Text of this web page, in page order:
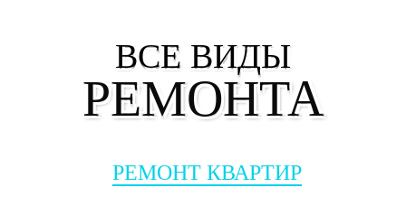
ВСЕ ВИДЫ
РЕМОНТА
РЕМОНТ КВАРТИР